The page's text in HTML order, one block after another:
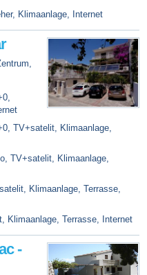
Klimaanlage, Internet
TV+satelit, Klimaanlage,
TV+satelit, Klimaanlage,
Klimaanlage, Terrasse,
Klimaanlage, Terrasse, Internet
-